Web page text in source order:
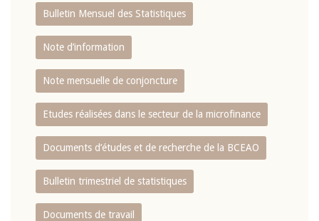
Bulletin Mensuel des Statistiques
Note d’information
Note mensuelle de conjoncture
Etudes réalisées dans le secteur de la microfinance
Documents d’études et de recherche de la BCEAO
Bulletin trimestriel de statistiques
Documents de travail